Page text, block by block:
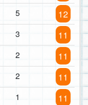
5 12
3 11
2 11
2 11
1 11